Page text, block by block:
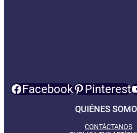
Facebook Pinterest
QUIÉNES
CONTÁCTANOS